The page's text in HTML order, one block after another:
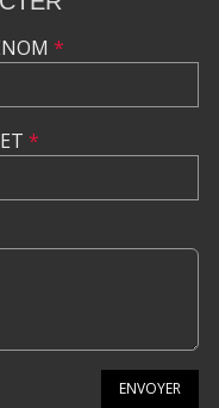
*
*
ENVOYER